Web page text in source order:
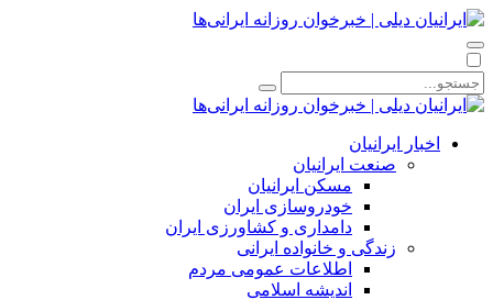
اخبار ایرانیان
صنعت ایرانیان
مسکن ایرانیان
خودروسازی ایران
دامداری و کشاورزی ایران
زندگی و خانواده ایرانی
اطلاعات عمومی مردم
اندیشه اسلامی